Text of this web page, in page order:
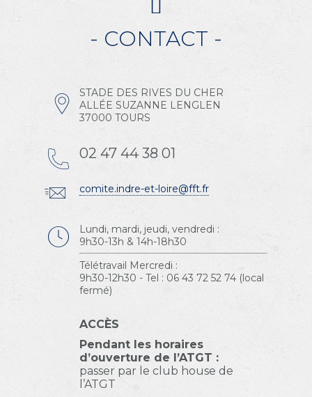
- CONTACT -
STADE DES RIVES DU CHER
ALLÉE SUZANNE LENGLEN
37000 TOURS
02 47 44 38 01
comite.indre-et-loire@fft.fr
Lundi, mardi, jeudi, vendredi :
9h30-13h & 14h-18h30
Télétravail Mercredi :
9h30-12h30 - Tel : 06 43 72 52 74 (local
fermé)
ACCÈS
Pendant les horaires
d’ouverture de l’ATGT :
passer par le club house de
l’ATGT